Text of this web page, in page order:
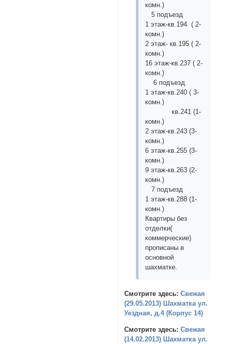
комн.)
5 подъезд
1 этаж-кв.194 ( 2-
комн.)
2 этаж- кв.195 ( 2-
комн.)
16 этаж-кв.237 ( 2-
комн.)
6 подъезд
1 этаж-кв.240 ( 3-
комн.)
кв.241 (1-
комн.)
2 этаж-кв.243 (3-
комн.)
6 этаж-кв.255 (3-
комн.)
9 этаж-кв.263 (2-
комн.)
7 подъезд
1 этаж-кв.288 (1-
комн.)
Квартиры без
отделки(
коммерческие)
прописаны в
основной
шахматке.
Смотрите здесь: Свежая
(29.05.2013) Шахматка ул.
Уездная, д.4 (Корпус 14)
Смотрите здесь: Свежая
(14.02.2013) Шахматка ул.